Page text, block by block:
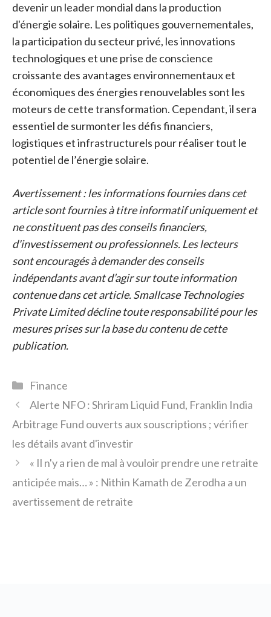
devenir un leader mondial dans la production
d'énergie solaire. Les politiques gouvernementales,
la participation du secteur privé, les innovations
technologiques et une prise de conscience
croissante des avantages environnementaux et
économiques des énergies renouvelables sont les
moteurs de cette transformation. Cependant, il sera
essentiel de surmonter les défis financiers,
logistiques et infrastructurels pour réaliser tout le
potentiel de l’énergie solaire.
Avertissement : les informations fournies dans cet
article sont fournies à titre informatif uniquement et
ne constituent pas des conseils financiers,
d'investissement ou professionnels. Les lecteurs
sont encouragés à demander des conseils
indépendants avant d’agir sur toute information
contenue dans cet article. Smallcase Technologies
Private Limited décline toute responsabilité pour les
mesures prises sur la base du contenu de cette
publication.
Catégories
Finance
Alerte NFO : Shriram Liquid Fund, Franklin India
Arbitrage Fund ouverts aux souscriptions ; vérifier
les détails avant d'investir
« Il n'y a rien de mal à vouloir prendre une retraite
anticipée mais… » : Nithin Kamath de Zerodha a un
avertissement de retraite